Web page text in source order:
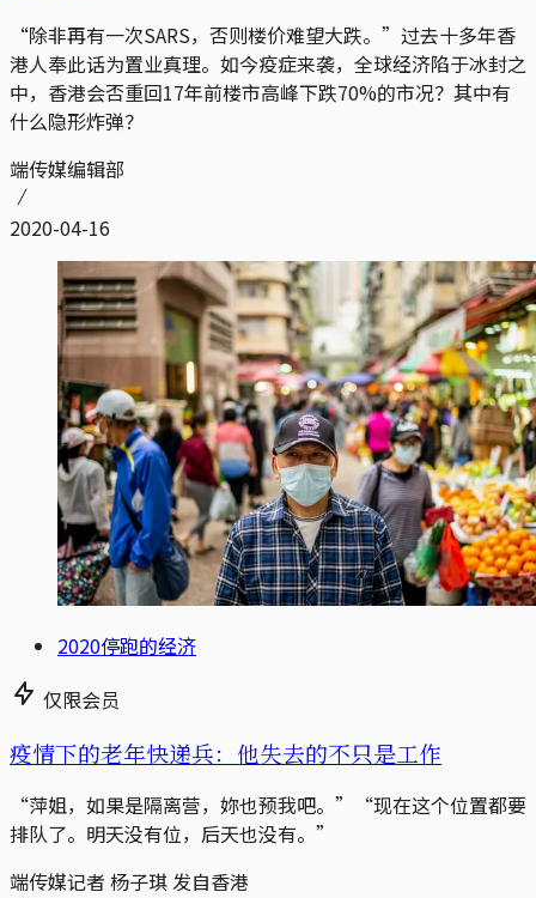
“除非再有一次SARS，否则楼价难望大跌。”过去十多年香
港人奉此话为置业真理。如今疫症来袭，全球经济陷于冰封之
中，香港会否重回17年前楼市高峰下跌70%的市况？其中有
什么隐形炸弹？
端传媒编辑部
2020-04-16
2020停跑的经济
仅限会员
疫情下的老年快递兵：他失去的不只是工作
“萍姐，如果是隔离营，妳也预我吧。”“现在这个位置都要
排队了。明天没有位，后天也没有。”
端传媒记者 杨子琪 发自香港